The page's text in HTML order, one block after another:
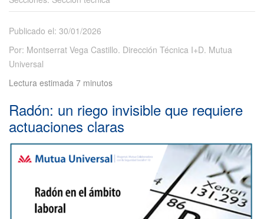
Publicado el: 30/01/2026
Por: Montserrat Vega Castillo. Dirección Técnica I+D. Mutua
Universal
Lectura estimada 7 minutos
Radón: un riego invisible que requiere
actuaciones claras